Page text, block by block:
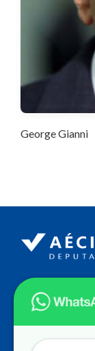
George Gianni
Endereço
Câmara dos
Contato